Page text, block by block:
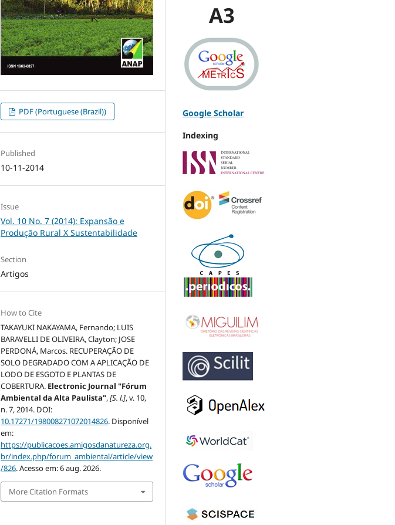
PDF (Portuguese (Brazil))
Published
10-11-2014
Issue
Vol. 10 No. 7 (2014): Expansão e
Produção Rural X Sustentabilidade
Section
Artigos
How to Cite
TAKAYUKI NAKAYAMA, Fernando; LUIS
BARAVELLI DE OLIVEIRA, Clayton; JOSE
PERDONÁ, Marcos. RECUPERAÇÃO DE
SOLO DEGRADADO COM A APLICAÇÃO DE
LODO DE ESGOTO E PLANTAS DE
COBERTURA. Electronic Journal "Fórum
Ambiental da Alta Paulista",[S. l.], v. 10,
n. 7, 2014. DOI:
10.17271/198008271072014826. Disponível
em:
https://publicacoes.amigosdanatureza.org.
br/index.php/forum_ambiental/article/view
/826. Acesso em: 6 aug. 2026.
More Citation Formats
A3
Google Scholar
Indexing